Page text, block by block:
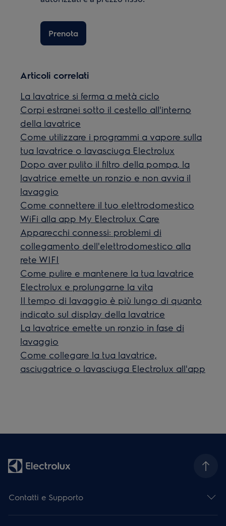
Prenota
Articoli correlati
La lavatrice si ferma a metà ciclo
Corpi estranei sotto il cestello all'interno
della lavatrice
Come utilizzare i programmi a vapore sulla
tua lavatrice o lavasciuga Electrolux
Dopo aver pulito il filtro della pompa, la
lavatrice emette un ronzio e non avvia il
lavaggio
Come connettere il tuo elettrodomestico
WiFi alla app My Electrolux Care
Apparecchi connessi: problemi di
collegamento dell'elettrodomestico alla
rete WIFI
Come pulire e mantenere la tua lavatrice
Electrolux e prolungarne la vita
Il tempo di lavaggio è più lungo di quanto
indicato sul display della lavatrice
La lavatrice emette un ronzio in fase di
lavaggio
Come collegare la tua lavatrice,
asciugatrice o lavasciuga Electrolux all'app
Contatti e Supporto